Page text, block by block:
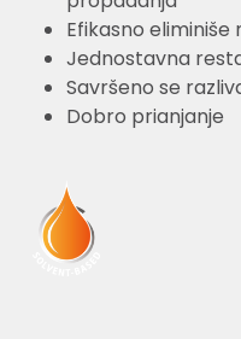
Efikasno
Jednostavna
Savršeno se
Dobro prianjanje